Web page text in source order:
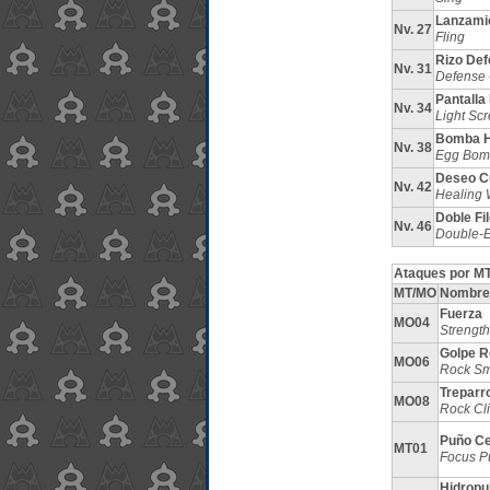
Nv. 27 Fling
Nv. 31
Rizo
Defense
Nv. 34
Pantalla
Light
Nv. 38
Bomba
Egg
Nv. 42
Deseo
Healing
Nv. 46
Doble
Double-
Ataques por
MT/MO Nombre
MO04
Fuerza
Strength
MO06
Golpe
Rock
MO08
Rock
MT01
Puño
Focus